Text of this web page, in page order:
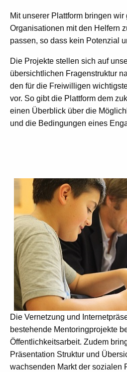
Mit unserer Plattform bringen
Organisationen mit den Helfern
passen, so dass kein Potenzial
Die Projekte stellen sich auf
übersichtlichen Fragenstruktur
den für die Freiwilligen
vor. So gibt die Plattform dem
einen Überblick über die
und die Bedingungen eines
Die Vernetzung und
bestehende Mentoringprojekte
Öffentlichkeitsarbeit. Zudem
Präsentation Struktur und
wachsenden Markt der sozialen